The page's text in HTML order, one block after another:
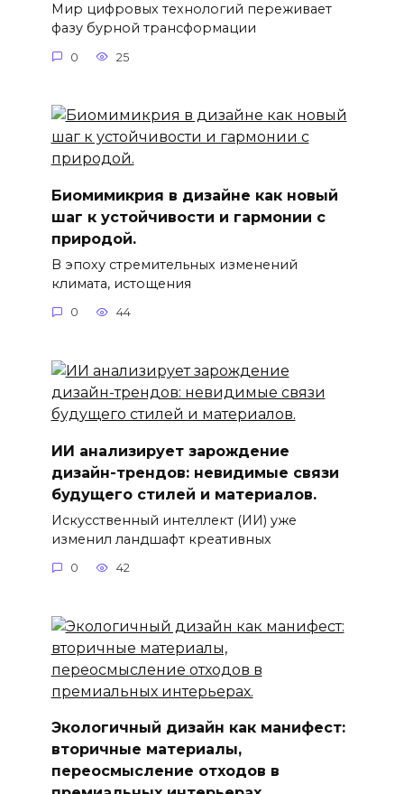
Мир цифровых технологий переживает
фазу бурной трансформации
0 25
Биомимикрия в дизайне как новый
шаг к устойчивости и гармонии с
природой.
В эпоху стремительных изменений
климата, истощения
0 44
ИИ анализирует зарождение
дизайн-трендов: невидимые связи
будущего стилей и материалов.
Искусственный интеллект (ИИ) уже
изменил ландшафт креативных
0 42
Экологичный дизайн как манифест:
вторичные материалы,
переосмысление отходов в